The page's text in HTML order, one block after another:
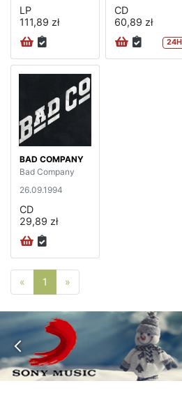
LP
111,89 zł
CD
60,89 zł
24H
BAD COMPANY
Bad Company
26.09.1994
CD
29,89 zł
« Poprzednia strona
1 »